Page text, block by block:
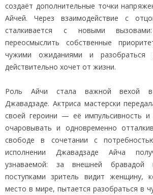
создаёт дополнительные точки
Айчей. Через взаимодействие с
сталкивается с новыми
переосмыслить собственные
чужими ожиданиями и
действительно хочет от жизни.
Роль Айчи стала важной вехой в
Джавадзаде. Актриса мастерски
своей героини — её импульсивность и
очаровывать и одновременно
свободе в сочетании с
исполнении Джавадзаде Айча
узнаваемой: за внешней бравадой
поступками зритель видит женщину,
место в мире, пытается разобраться в